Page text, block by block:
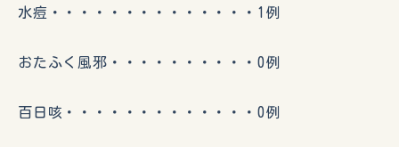
水痘・・・・・・・・・・・・・・1例
おたふく風邪・・・・・・・・・・0例
百日咳・・・・・・・・・・・・・0例